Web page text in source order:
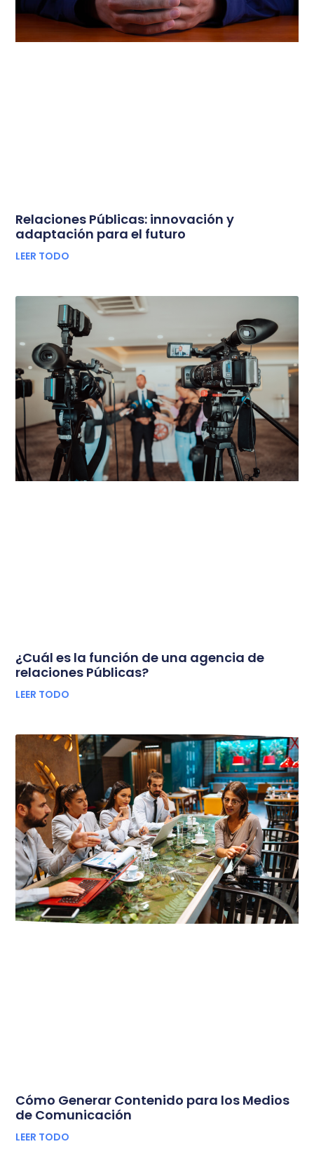
Relaciones Públicas: innovación y
adaptación para el futuro
LEER TODO
¿Cuál es la función de una agencia de
relaciones Públicas?
LEER TODO
Cómo Generar Contenido para los Medios
de Comunicación
LEER TODO